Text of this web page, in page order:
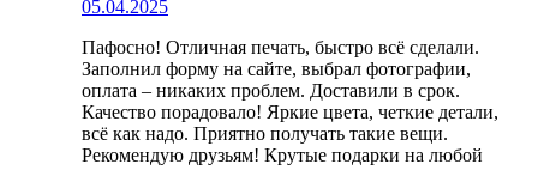
05.04.2025
Пафосно! Отличная печать, быстро всё сделали.
Заполнил форму на сайте, выбрал фотографии,
оплата – никаких проблем. Доставили в срок.
Качество порадовало! Яркие цвета, четкие детали,
всё как надо. Приятно получать такие вещи.
Рекомендую друзьям! Крутые подарки на любой